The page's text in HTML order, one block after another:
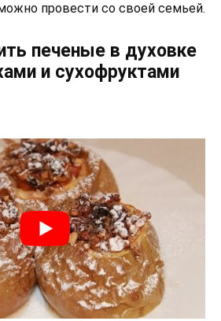
провести со своей семьей.
печеные в духовке
и сухофруктами